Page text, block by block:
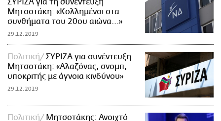
ΣΥΡΙΖΑ για τη συνέντευξη
Μητσοτάκη: «Κολλημένοι στα
συνθήματα του 20ου αιώνα...»
29.12.2019
Πολιτική
ΣΥΡΙΖΑ για συνέντευξη
Μητσοτάκη: «Αλαζόνας, σνομπ,
υποκριτής με άγνοια κινδύνου»
29.12.2019
Πολιτική
Μητσοτάκης: Ανοιχτό